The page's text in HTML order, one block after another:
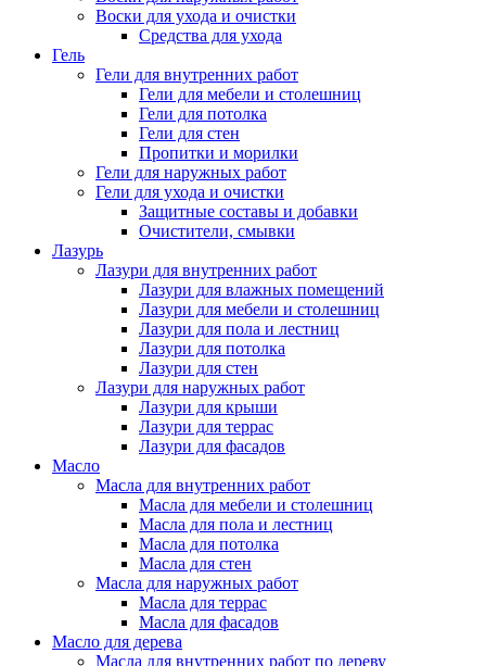
Воски для ухода и очистки
Средства для ухода
Гель
Гели для внутренних работ
Гели для мебели и столешниц
Гели для потолка
Гели для стен
Пропитки и морилки
Гели для наружных работ
Гели для ухода и очистки
Защитные составы и добавки
Очистители, смывки
Лазурь
Лазури для внутренних работ
Лазури для влажных помещений
Лазури для мебели и столешниц
Лазури для пола и лестниц
Лазури для потолка
Лазури для стен
Лазури для наружных работ
Лазури для крыши
Лазури для террас
Лазури для фасадов
Масло
Масла для внутренних работ
Масла для мебели и столешниц
Масла для пола и лестниц
Масла для потолка
Масла для стен
Масла для наружных работ
Масла для террас
Масла для фасадов
Масло для дерева
Масла для внутренних работ по дереву